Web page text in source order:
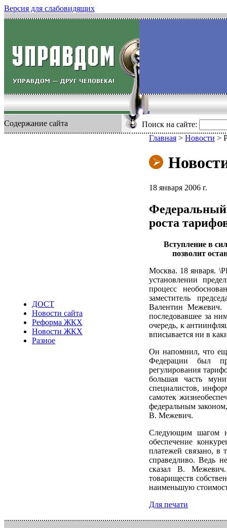
Версия для слабовидящих
Содержание сайта Поиск на сайте:
ДОСТ
Новости сайта
Реформа ЖКХ
Новости ЖКХ
Разное
Главная > Новости >
18 января 2006 г.
Федеральный
роста
Вступление в
позволит
Москва. 18 января.
установлении
процесс
заместитель
Валентин Межевич.
последовавшее за
очередь, к
вписывается ни в
Он напомнил, что
Федерации был
регулирования
большая часть
специалистов,
самотек
федеральным
В. Межевич.
Следующим шагом
обеспечение
платежей связано, в
справедливо. Ведь
сказал В.
товариществ
наименьшую
Для печати